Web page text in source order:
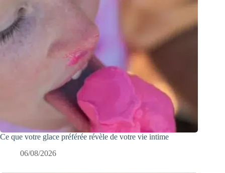
Ce que votre glace préférée révèle de votre vie intime
06/08/2026